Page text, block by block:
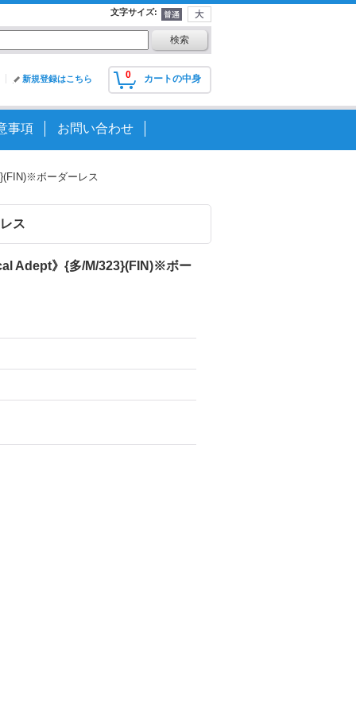
文字サイズ:
0 カートの中身
新規登録はこちら
事項 お問い合わせ
ボーダーレス
ス
Adept》{多/M/323}(FIN)※ボー